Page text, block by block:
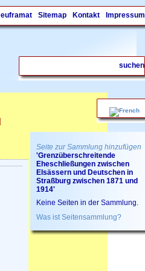
Sitemap Kontakt Impressum
Seite zur Sammlung hinzufügen
'Grenzüberschreitende
Eheschließungen zwischen
Elsässern und Deutschen in
Straßburg zwischen 1871 und
1914'
Keine Seiten in der Sammlung.
Was ist Seitensammlung?